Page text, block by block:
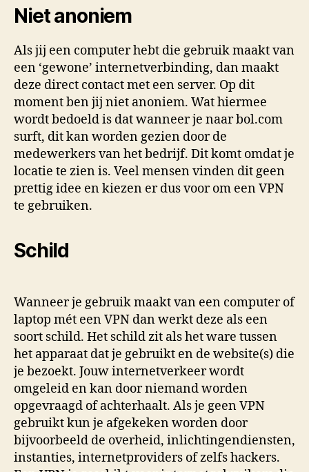
Niet anoniem
Als jij een computer hebt die gebruik maakt van
een ‘gewone’ internetverbinding, dan maakt
deze direct contact met een server. Op dit
moment ben jij niet anoniem. Wat hiermee
wordt bedoeld is dat wanneer je naar bol.com
surft, dit kan worden gezien door de
medewerkers van het bedrijf. Dit komt omdat je
locatie te zien is. Veel mensen vinden dit geen
prettig idee en kiezen er dus voor om een VPN
te gebruiken.
Schild
Wanneer je gebruik maakt van een computer of
laptop mét een VPN dan werkt deze als een
soort schild. Het schild zit als het ware tussen
het apparaat dat je gebruikt en de website(s) die
je bezoekt. Jouw internetverkeer wordt
omgeleid en kan door niemand worden
opgevraagd of achterhaalt. Als je geen VPN
gebruikt kun je afgekeken worden door
bijvoorbeeld de overheid, inlichtingendiensten,
instanties, internetproviders of zelfs hackers.